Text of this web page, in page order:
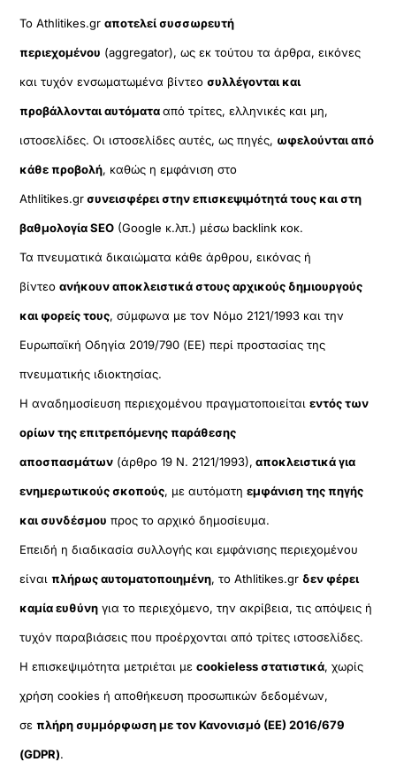
Το Athlitikes.grαποτελεί συσσωρευτή
περιεχομένου (aggregator), ως εκ τούτου τα άρθρα, εικόνες
και τυχόν ενσωματωμένα βίντεοσυλλέγονται και
προβάλλονται αυτόματααπό τρίτες, ελληνικές και μη,
ιστοσελίδες. Οι ιστοσελίδες αυτές, ως πηγές, ωφελούνται από
κάθε προβολή, καθώς η εμφάνιση στο
Athlitikes.grσυνεισφέρει στην επισκεψιμότητά τους και στη
βαθμολογία SEO (Google κ.λπ.) μέσω backlink κοκ.
Τα πνευματικά δικαιώματα κάθε άρθρου, εικόνας ή
βίντεοανήκουν αποκλειστικά στους αρχικούς δημιουργούς
και φορείς τους, σύμφωνα με τον Νόμο 2121/1993 και την
Ευρωπαϊκή Οδηγία 2019/790 (ΕΕ) περί προστασίας της
πνευματικής ιδιοκτησίας.
Η αναδημοσίευση περιεχομένου πραγματοποιείταιεντός των
ορίων της επιτρεπόμενης παράθεσης
αποσπασμάτων (άρθρο 19 Ν. 2121/1993), αποκλειστικά για
ενημερωτικούς σκοπούς, με αυτόματηεμφάνιση της πηγής
και συνδέσμου προς το αρχικό δημοσίευμα.
Επειδή η διαδικασία συλλογής και εμφάνισης περιεχομένου
είναιπλήρως αυτοματοποιημένη, το Athlitikes.gr δεν φέρει
καμία ευθύνη για το περιεχόμενο, την ακρίβεια, τις απόψεις ή
τυχόν παραβιάσεις που προέρχονται από τρίτες ιστοσελίδες.
Η επισκεψιμότητα μετριέται μεcookieless στατιστικά, χωρίς
χρήση cookies ή αποθήκευση προσωπικών δεδομένων,
σεπλήρη συμμόρφωση με τον Κανονισμό (ΕΕ) 2016/679
(GDPR).